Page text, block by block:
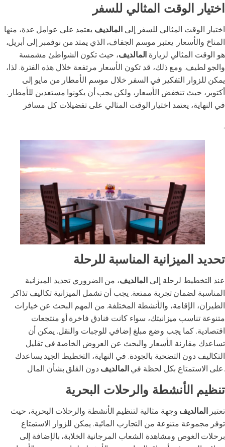
اختيار الوقت المثالي للسفر
اختيار الوقت المثالي للسفر إلى المالديف يعتمد على عوامل عدة، منها
المناخ والأسعار. يعتبر موسم الجفاف، الذي يمتد من نوفمبر إلى أبريل،
هو الوقت المثالي لزيارة المالديف، حيث تكون الشواطئ مشمسة
والجو لطيف. ومع ذلك، قد تكون الأسعار مرتفعة خلال هذه الفترة. لذا،
يمكن للزوار التفكير في السفر خلال موسم الأمطار من مايو إلى
أكتوبر، حيث تنخفض الأسعار، ولكن يجب أن يكونوا مستعدين للأمطار.
في النهاية، يعتمد اختيار الوقت المثالي على تفضيلات كل مسافر
.
تحديد الميزانية المناسبة للرحلة
عند التخطيط لرحلة إلى المالديف، من الضروري تحديد الميزانية
المناسبة لضمان تجربة ممتعة. يجب أن تشمل الميزانية تكاليف تذاكر
الطيران، الإقامة، والأنشطة المختلفة. من المهم البحث عن خيارات
متنوعة تناسب ميزانيتك، سواء كانت فنادق فاخرة أو منتجعات
اقتصادية. كما يجب وضع مبلغ إضافي للوجبات والنقل. يمكن أن
تساعدك مقارنة الأسعار والبحث عن العروض الخاصة في تقليل
التكاليف دون التضحية بالجودة. في النهاية، التخطيط الجيد يساعدك
على الاستمتاع بكل لحظة في المالديف دون القلق بشأن المال.
تنظيم الأنشطة والرحلات البحرية
تعتبر المالديف وجهة مثالية لتنظيم الأنشطة والرحلات البحرية، حيث
توفر مجموعة متنوعة من التجارب المائية. يمكن للزوار الاستمتاع
برحلات الغوص ومشاهدة الشعاب المرجانية الخلابة، بالإضافة إلى